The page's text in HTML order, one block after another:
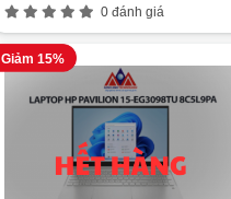
0 đánh giá
Giảm 15%